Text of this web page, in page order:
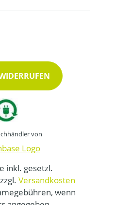
von
inkl. gesetzl.
Versandkosten
wenn